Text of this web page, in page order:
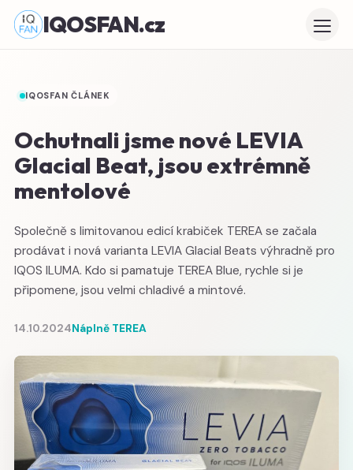
IQOSFAN.cz
IQOSFAN ČLÁNEK
Ochutnali jsme nové LEVIA
Glacial Beat, jsou extrémně
mentolové
Společně s limitovanou edicí krabiček TEREA se začala
prodávat i nová varianta LEVIA Glacial Beats výhradně pro
IQOS ILUMA. Kdo si pamatuje TEREA Blue, rychle si je
připomene, jsou velmi chladivé a mintové.
14.10.2024Náplně TEREA